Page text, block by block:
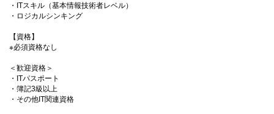
・ITスキル（基本情報技術者レベル）
・ロジカルシンキング
【資格】
※必須資格なし
＜歓迎資格＞
・ITパスポート
・簿記3級以上
・その他IT関連資格